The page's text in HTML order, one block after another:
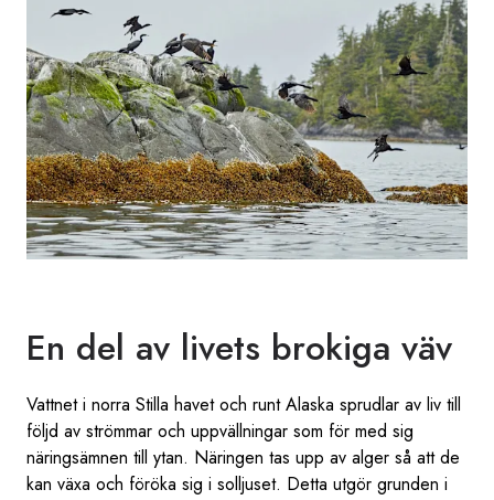
En del av livets brokiga väv
Vattnet i norra Stilla havet och runt Alaska sprudlar av liv till
följd av strömmar och uppvällningar som för med sig
näringsämnen till ytan. Näringen tas upp av alger så att de
kan växa och föröka sig i solljuset. Detta utgör grunden i